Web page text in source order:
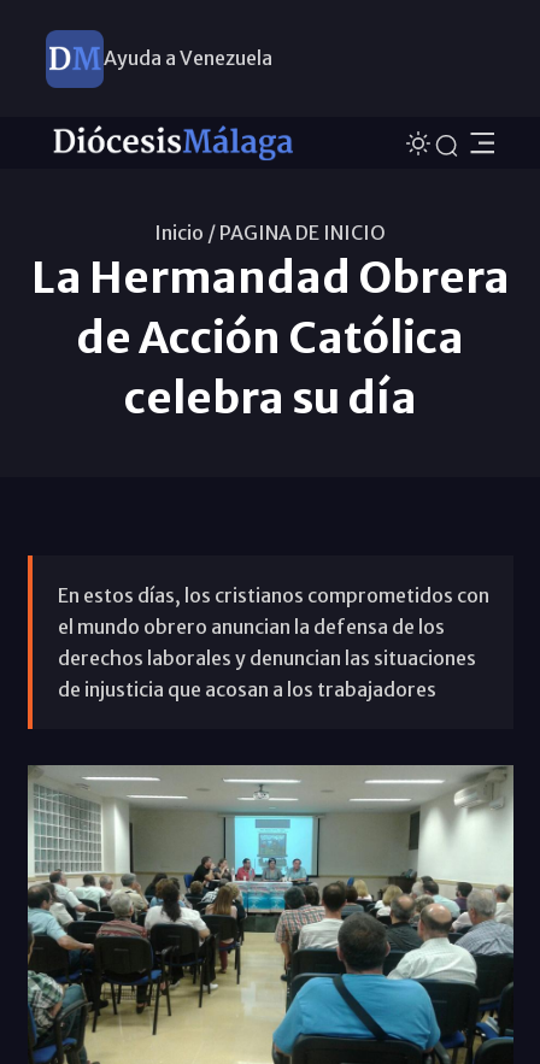
Ayuda a Venezuela
Inicio / PAGINA DE INICIO
La Hermandad Obrera
de Acción Católica
celebra su día
En estos días, los cristianos comprometidos con
el mundo obrero anuncian la defensa de los
derechos laborales y denuncian las situaciones
de injusticia que acosan a los trabajadores